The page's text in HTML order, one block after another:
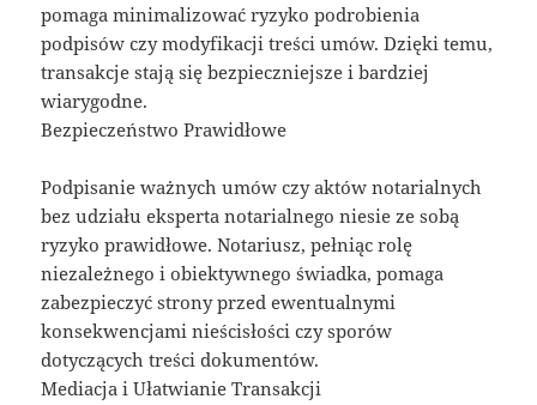
pomaga minimalizować ryzyko podrobienia
podpisów czy modyfikacji treści umów. Dzięki temu,
transakcje stają się bezpieczniejsze i bardziej
wiarygodne.
Bezpieczeństwo Prawidłowe
Podpisanie ważnych umów czy aktów notarialnych
bez udziału eksperta notarialnego niesie ze sobą
ryzyko prawidłowe. Notariusz, pełniąc rolę
niezależnego i obiektywnego świadka, pomaga
zabezpieczyć strony przed ewentualnymi
konsekwencjami nieścisłości czy sporów
dotyczących treści dokumentów.
Mediacja i Ułatwianie Transakcji